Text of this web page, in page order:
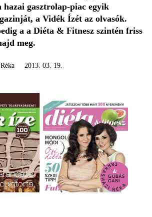
hazai gasztrolap-piac egyik
a Vidék Ízét az olvasók.
a a Diéta & Fitnesz szintén friss
meg.
2013. 03. 19.